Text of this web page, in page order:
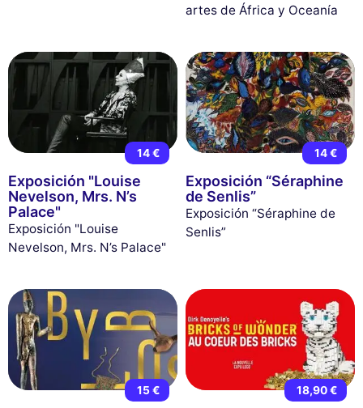
artes de África y Oceanía
14 €
Exposición "Louise
Nevelson, Mrs. N’s
Palace"
Exposición "Louise
Nevelson, Mrs. N’s Palace"
14 €
Exposición “Séraphine
de Senlis”
Exposición “Séraphine de
Senlis”
15 € 18,90 €